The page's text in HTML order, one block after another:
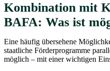
Kombination mit
BAFA: Was ist
Eine häufig übersehene
staatliche Förderprogramme
möglich – mit einer wichtigen